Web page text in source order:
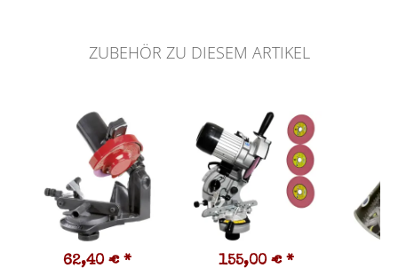
ZUBEHÖR ZU DIESEM ARTIKEL
62,40 € * 155,00 € *